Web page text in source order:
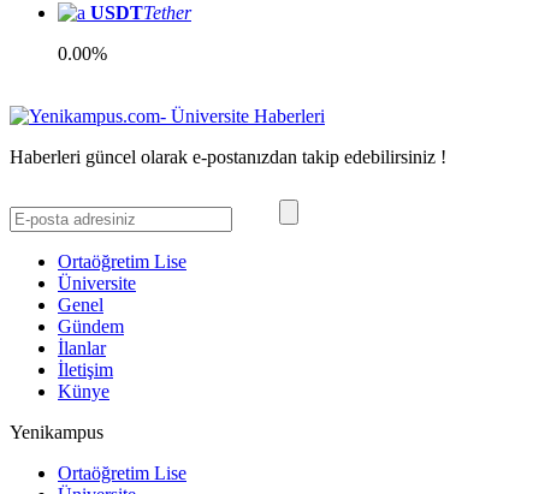
USDTTether
0.00%
Haberleri güncel olarak e-postanızdan takip edebilirsiniz !
Ortaöğretim Lise
Üniversite
Genel
Gündem
İlanlar
İletişim
Künye
Yenikampus
Ortaöğretim Lise